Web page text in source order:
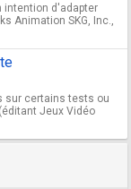
intention d'adapter
Animation SKG, Inc.,
sur certains tests ou
Jeux Vidéo